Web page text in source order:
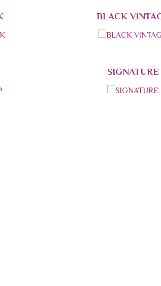
BLACK
SIGNATURE